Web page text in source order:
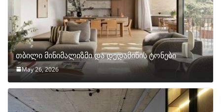
თბილი მინიმალიზმი და დედამიწის ტონები
May 26, 2026